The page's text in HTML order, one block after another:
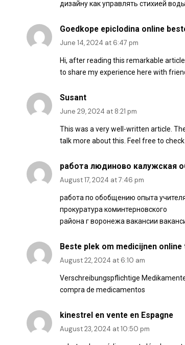
дизайну как управлять стихией воды
Goedkope epiclodina online
June 14, 2024 at 6:47 pm
Hi, after reading this remarkable
to share my experience here with
Susant
June 29, 2024 at 8:21 pm
This was a very well-written article.
talk more about this. Feel free to
работа людиново калужская
August 17, 2024 at 7:46 pm
работа по обобщению опыта
прокуратура коминтерновского
района г воронежа вакансии
Beste plek om medicijnen
August 22, 2024 at 6:10 am
Verschreibungspflichtige
compra de medicamentos
kinestrel en vente en Espagne
August 23, 2024 at 10:50 pm